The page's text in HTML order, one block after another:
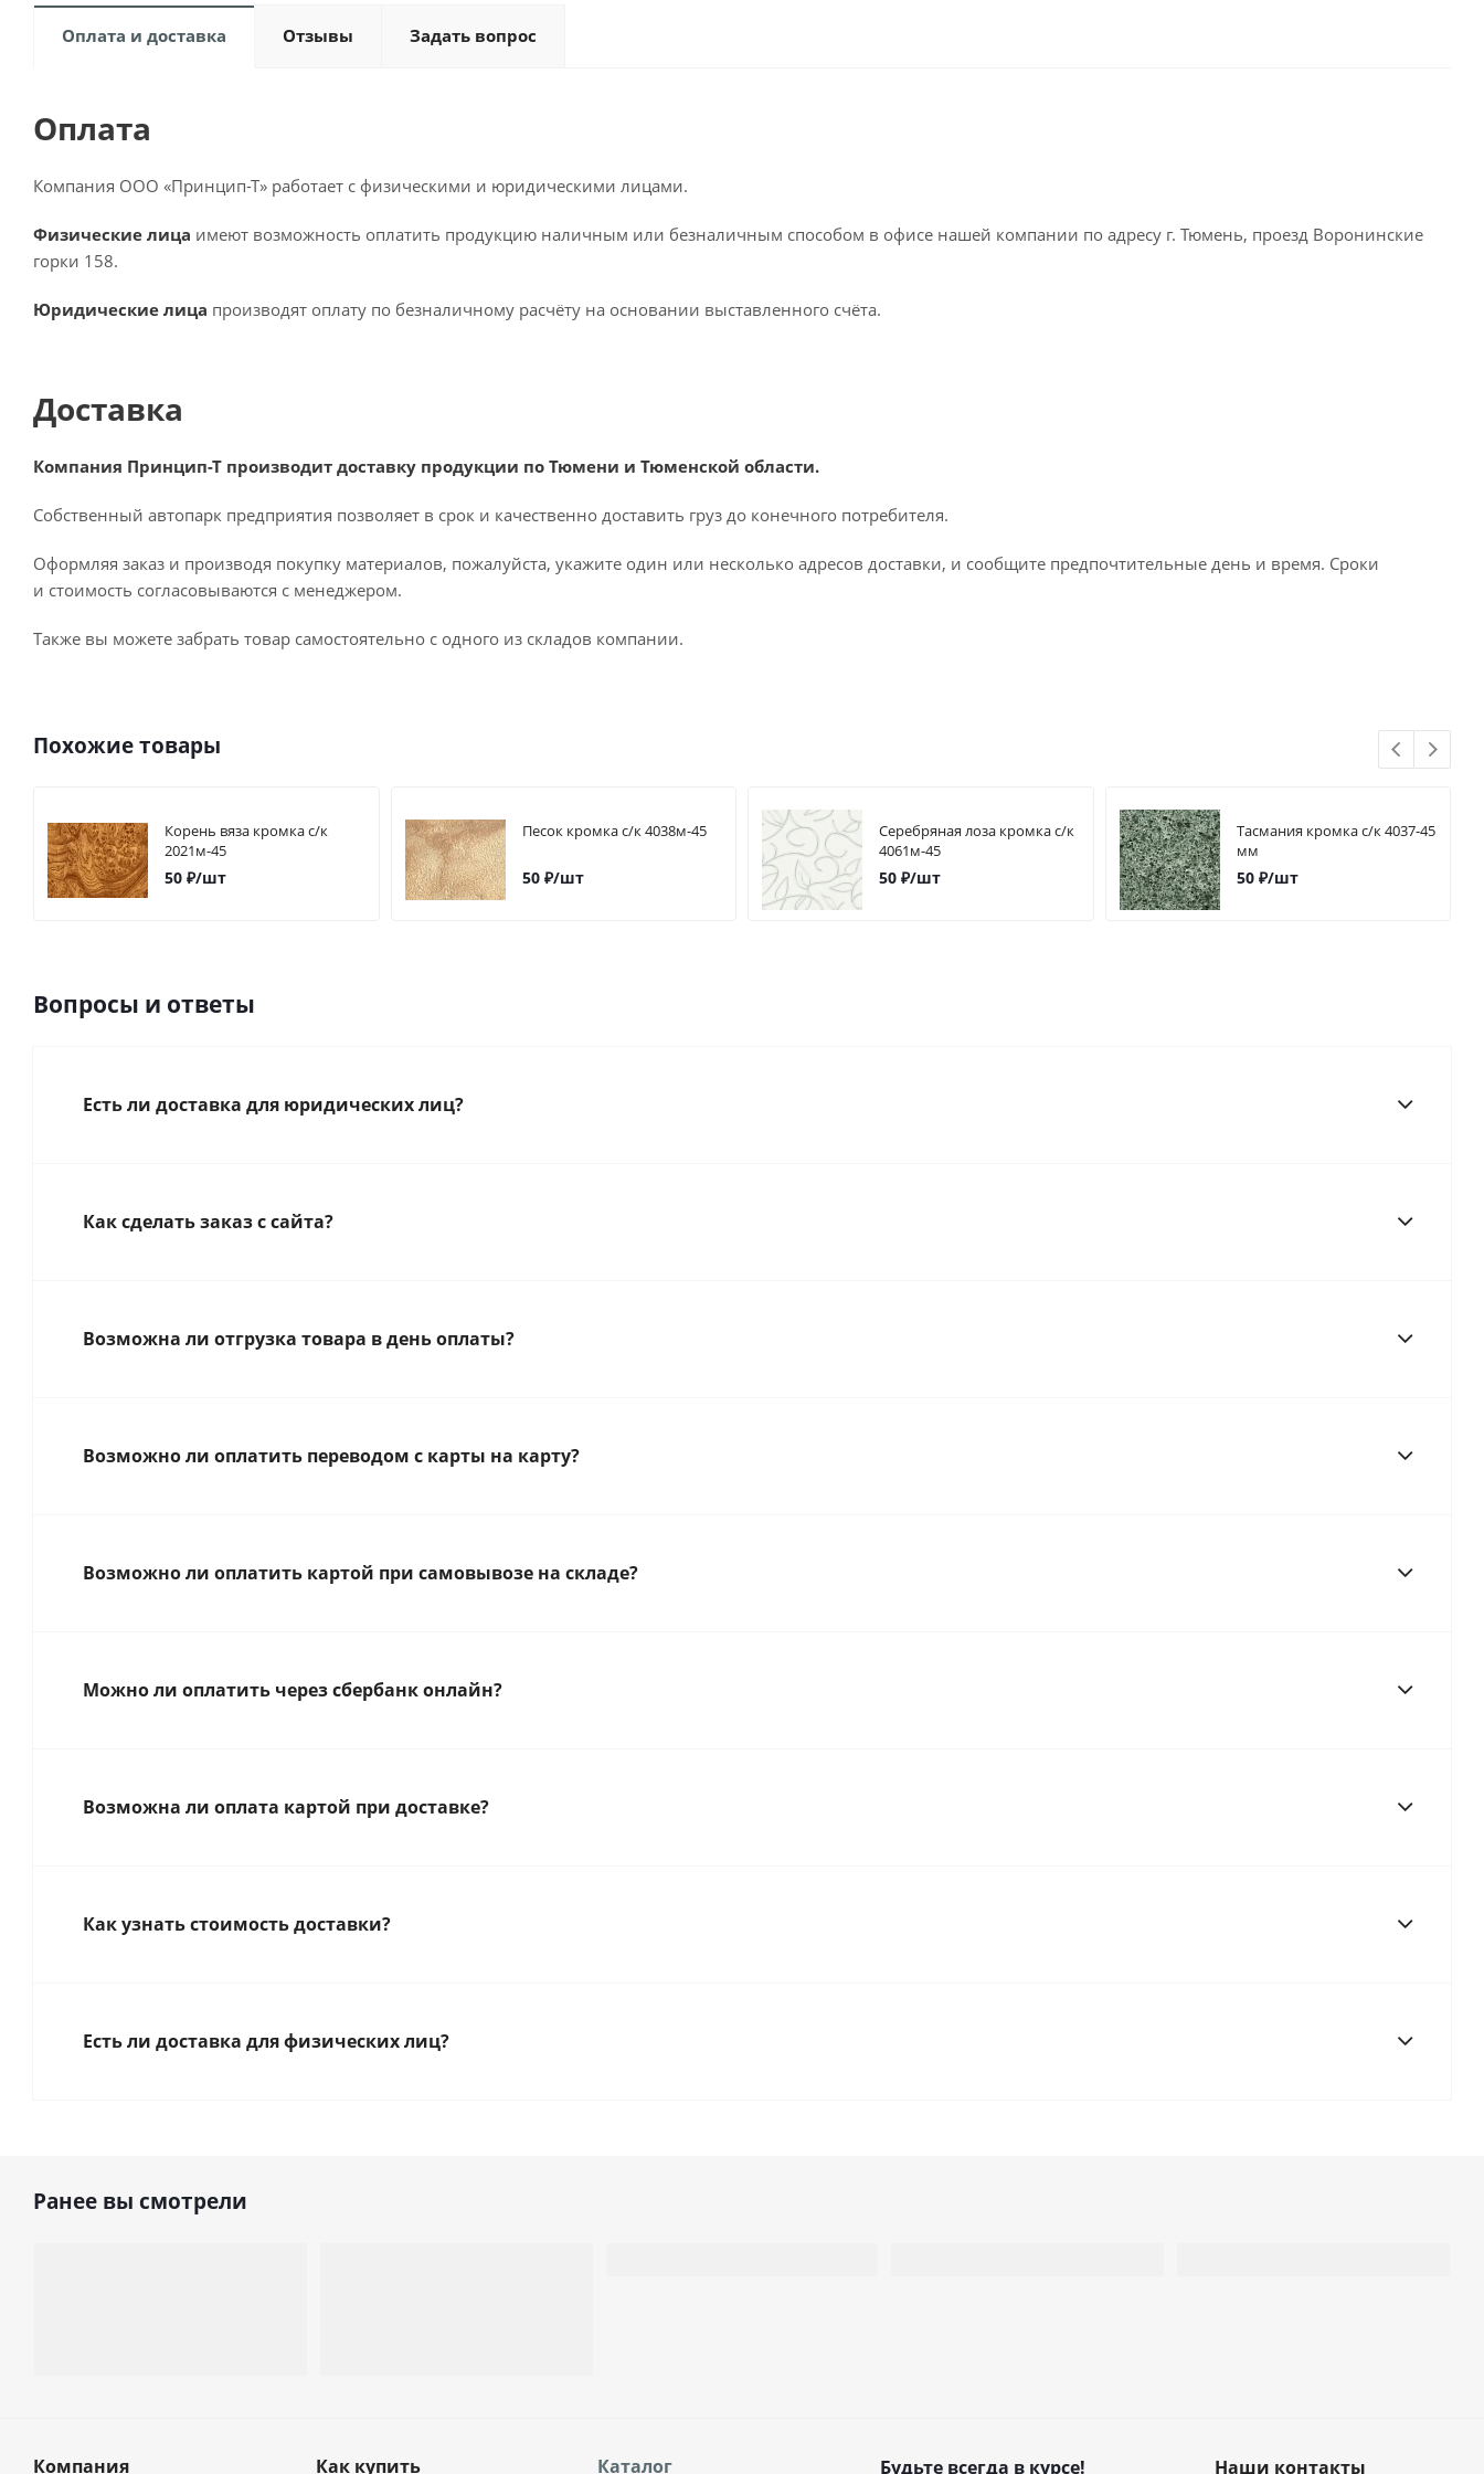
Оплата и доставка Отзывы Задать вопрос
Оплата
Компания ООО «Принцип-Т» работает с физическими и юридическими лицами.
Физические лица имеют возможность оплатить продукцию наличным или безналичным способом в офисе нашей компании по адресу г. Тюмень, проезд Воронинские
горки 158.
Юридические лица производят оплату по безналичному расчёту на основании выставленного счёта.
Доставка
Компания Принцип-Т производит доставку продукции по Тюмени и Тюменской области.
Собственный автопарк предприятия позволяет в срок и качественно доставить груз до конечного потребителя.
Оформляя заказ и производя покупку материалов, пожалуйста, укажите один или несколько адресов доставки, и сообщите предпочтительные день и время. Сроки
и стоимость согласовываются с менеджером.
Также вы можете забрать товар самостоятельно с одного из складов компании.
Похожие товары
Корень вяза кромка с/к
2021м-45
50 ₽/шт
Песок кромка с/к 4038м-45
50₽/шт
Серебряная лоза кромка с/к
4061м-45
50 ₽/шт
Тасмания кромка с/к 4037-45
мм
50₽/шт
Вопросы и ответы
Есть ли доставка для юридических лиц?
Как сделать заказ с сайта?
Возможна ли отгрузка товара в день оплаты?
Возможно ли оплатить переводом с карты на карту?
Возможно ли оплатить картой при самовывозе на складе?
Можно ли оплатить через сбербанк онлайн?
Возможна ли оплата картой при доставке?
Как узнать стоимость доставки?
Есть ли доставка для физических лиц?
Ранее вы смотрели
Компания Как купить Каталог Будьте всегда в курсе! Наши контакты